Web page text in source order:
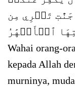
تَجۡرِي مِن
Wahai orang-
kepada Allah
murninya,